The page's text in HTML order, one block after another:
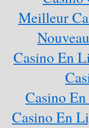
Meilleur
Casino En
Casino
Casino En